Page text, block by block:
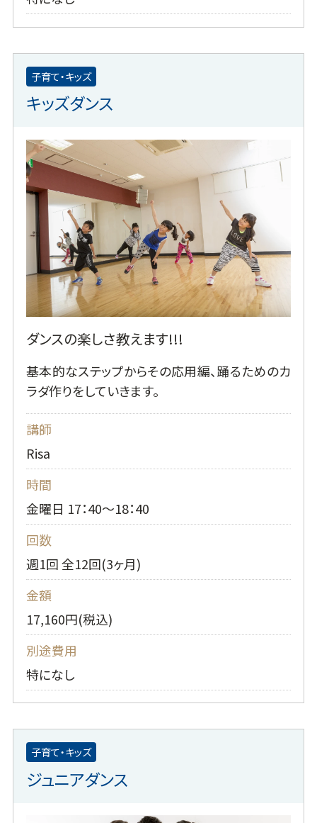
キッズダンス
子育て・キッズ
ダンスの楽しさ教えます!!!
基本的なステップからその応用編、踊るためのカ
ラダ作りをしていきます。
講師
Risa
時間
金曜日 17：40～18：40
回数
週1回 全12回(3ヶ月)
金額
17,160円(税込)
別途費用
特になし
ジュニアダンス
子育て・キッズ